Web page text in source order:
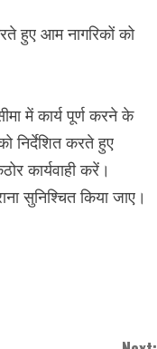
हुए आम नागरिकों को
में कार्य पूर्ण करने के
निर्देशित करते हुए
कार्यवाही करें।
सुनिश्चित किया जाए।